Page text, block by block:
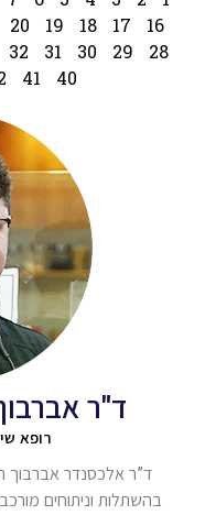
16
17
18
19
20
28
29
30
31
32
40
41
ד"ר
רופא
בהשתלות וניתוחים